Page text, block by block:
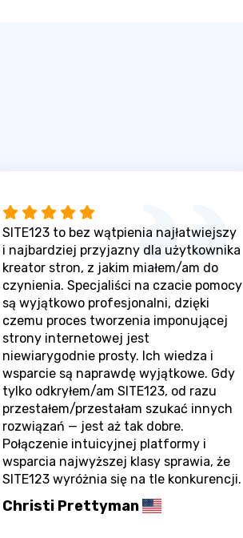
SITE123 to bez wątpienia najłatwiejszy
i najbardziej przyjazny dla użytkownika
kreator stron, z jakim miałem/am do
czynienia. Specjaliści na czacie pomocy
są wyjątkowo profesjonalni, dzięki
czemu proces tworzenia imponującej
strony internetowej jest
niewiarygodnie prosty. Ich wiedza i
wsparcie są naprawdę wyjątkowe. Gdy
tylko odkryłem/am SITE123, od razu
przestałem/przestałam szukać innych
rozwiązań — jest aż tak dobre.
Połączenie intuicyjnej platformy i
wsparcia najwyższej klasy sprawia, że
SITE123 wyróżnia się na tle konkurencji.
Christi Prettyman